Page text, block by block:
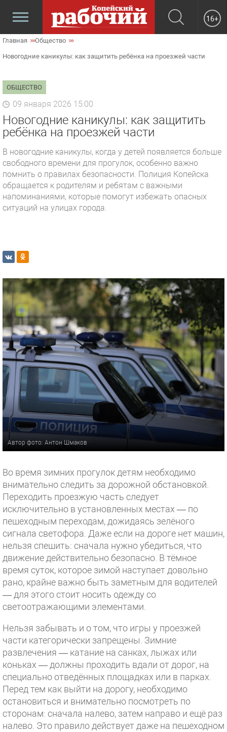
16+
Главная Общество
Новогодние каникулы: как защитить ребёнка на проезжей части
ОБЩЕСТВО
09 января 2026 15:00
Новогодние каникулы: как защитить
ребёнка на проезжей части
В новогодние каникулы, когда у детей появляется больше
свободного времени для прогулок, особенно важно
помнить о правилах безопасности. Полиция Копейска
обращается к родителям и ребятам с важными
напоминаниями, которые помогут избежать опасных
ситуаций на улицах города.
Автор фото: Антон Шмаков
Во время зимних прогулок детям необходимо
внимательно следить за дорожной обстановкой.
Переходить проезжую часть следует
исключительно в установленных местах — по
пешеходным переходам, дожидаясь зелёного
сигнала светофора. Даже если на дороге нет машин,
нельзя спешить: сначала нужно убедиться, что
движение действительно безопасно. В тёмное
время суток, которое зимой наступает довольно
рано, крайне важно быть заметным для водителей
— для этого стоит носить одежду со
светоотражающими элементами.
Нельзя забывать и о том, что игры у проезжей
части категорически запрещены. Зимние
развлечения — катание на санках, лыжах или
коньках — должны проходить вдали от дорог, на
специально отведённых площадках или в парках.
Перед тем как выйти на дорогу, необходимо
остановиться и внимательно посмотреть по
сторонам: сначала налево, затем направо и ещё раз
налево. Это правило действует даже на пешеходном